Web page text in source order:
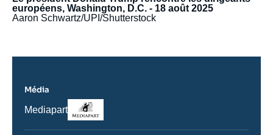
européens, Washington, D.C. - 18 août 2025
Aaron Schwartz/UPI/Shutterstock
Média
Nom
journal,
Mediapart
Logo